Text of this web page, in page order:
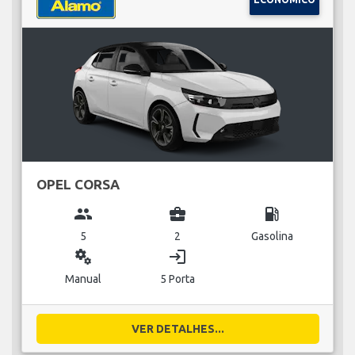
OPEL CORSA
group
5
business_center
2
local_gas_station
Gasolina
miscellaneous_services
Manual
login
5 Porta
VER DETALHES...